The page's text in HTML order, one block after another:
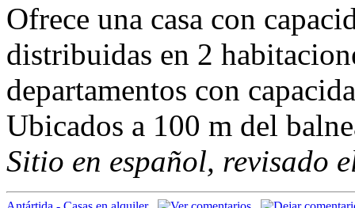
Ofrece una casa con
distribuidas en 2
departamentos con
Ubicados a 100 m del
Sitio en español, revisado